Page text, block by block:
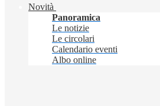
Novità
Panoramica
Le notizie
Le circolari
Calendario eventi
Albo online